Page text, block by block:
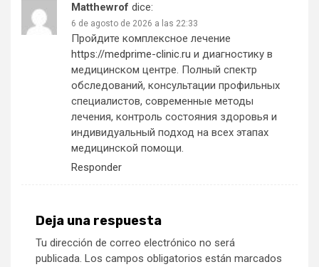
Matthewrof dice:
6 de agosto de 2026 a las 22:33
Пройдите комплексное лечение
https://medprime-clinic.ru и диагностику в
медицинском центре. Полный спектр
обследований, консультации профильных
специалистов, современные методы
лечения, контроль состояния здоровья и
индивидуальный подход на всех этапах
медицинской помощи.
Responder
Deja una respuesta
Tu dirección de correo electrónico no será
publicada. Los campos obligatorios están marcados